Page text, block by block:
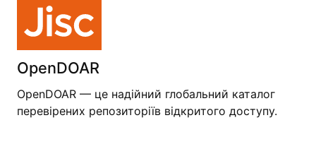
OpenDOAR
OpenDOAR — це надійний глобальний каталог
перевірених репозиторіїв відкритого доступу.